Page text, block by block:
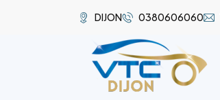
DIJON 0380606060